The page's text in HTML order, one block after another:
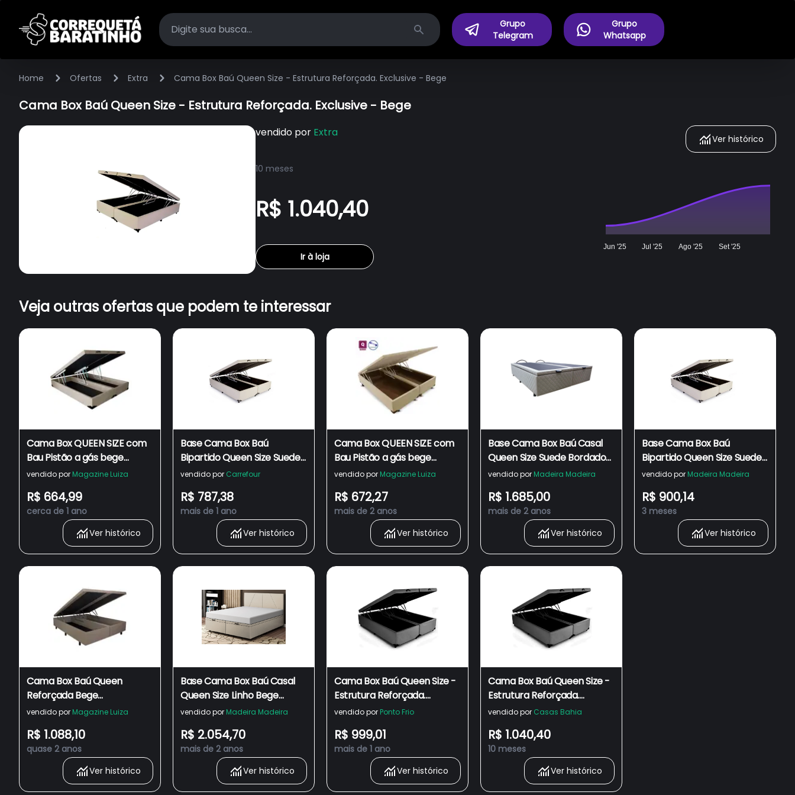
Search
Grupo
Telegram
Grupo
Whatsapp
Home Ofertas Extra Cama Box Baú Queen Size - Estrutura Reforçada. Exclusive - Bege
Cama Box Baú Queen Size - Estrutura Reforçada. Exclusive - Bege
vendido por Extra
10 meses
R$ 1.040,40
Ir à loja
Ver histórico
Jun '25 Jul '25 Ago '25 Set '25
Veja outras ofertas que podem te interessar
Cama Box QUEEN SIZE com
Bau Pistão a gás bege
Bipartido
vendido por Magazine Luiza
R$ 664,99
cerca de 1 ano
Ver histórico
Base Cama Box Baú
Bipartido Queen Size Suede
Bege 43x158x198
vendido por Carrefour
R$ 787,38
mais de 1 ano
Ver histórico
Cama Box QUEEN SIZE com
Bau Pistão a gás bege
Bipartido
vendido por Magazine Luiza
R$ 672,27
mais de 2 anos
Ver histórico
Base Cama Box Baú Casal
Queen Size Suede Bordado
Bege SkyBox
vendido por Madeira Madeira
R$ 1.685,00
mais de 2 anos
Ver histórico
Base Cama Box Baú
Bipartido Queen Size Suede
Bege 43x158x198
vendido por Madeira Madeira
R$ 900,14
3 meses
Ver histórico
Cama Box Baú Queen
Reforçada Bege
158x198x42cm com Pistão a
vendido por Magazine Luiza
R$ 1.088,10
quase 2 anos
Ver histórico
Base Cama Box Baú Casal
Queen Size Linho Bege
SkyBox
vendido por Madeira Madeira
R$ 2.054,70
mais de 2 anos
Ver histórico
Cama Box Baú Queen Size -
Estrutura Reforçada.
Exclusive - Cinza
vendido por Ponto Frio
R$ 999,01
mais de 1 ano
Ver histórico
Cama Box Baú Queen Size -
Estrutura Reforçada.
Exclusive - Cinza
vendido por Casas Bahia
R$ 1.040,40
10 meses
Ver histórico